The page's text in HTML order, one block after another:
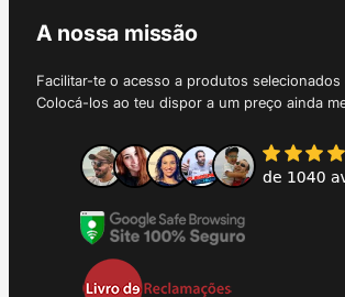
A nossa missão
Facilitar-te o acesso a produtos
Colocá-los ao teu dispor a um preço ainda